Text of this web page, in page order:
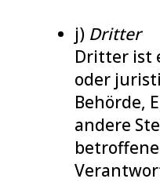
j) Dritter
Dritter ist
oder
Behörde,
andere